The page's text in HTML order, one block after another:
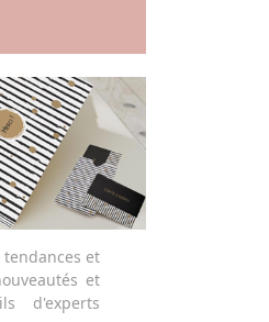
et
et
d'experts